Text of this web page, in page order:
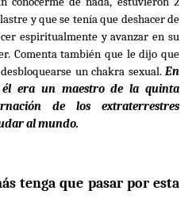
y que se tenía que deshacer de
espiritualmente y avanzar en su
Comenta también que le dijo que
un chakra sexual. En
era un maestro de la quinta
de los extraterrestres
al mundo.
tenga que pasar por esta